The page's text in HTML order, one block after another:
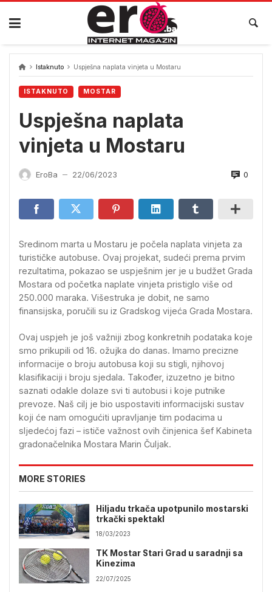
Skip
content
Istaknuto Uspješna naplata vinjeta u Mostaru
ISTAKNUTO MOSTAR
Uspješna naplata
vinjeta u Mostaru
EroBa — 22/06/2023 0
Sredinom marta u Mostaru je počela naplata vinjeta za
turističke autobuse. Ovaj projekat, sudeći prema prvim
rezultatima, pokazao se uspješnim jer je u budžet Grada
Mostara od početka naplate vinjeta pristiglo više od
250.000 maraka. Višestruka je dobit, ne samo
finansijska, poručili su iz Gradskog vijeća Grada Mostara.
Ovaj uspjeh je još važniji zbog konkretnih podataka koje
smo prikupili od 16. ožujka do danas. Imamo precizne
informacije o broju autobusa koji su stigli, njihovoj
klasifikaciji i broju sjedala. Također, izuzetno je bitno
saznati odakle dolaze svi ti autobusi i koje putnike
prevoze. Naš cilj je bio uspostaviti informacijski sustav
koji će nam omogućiti upravljanje tim podacima u
sljedećoj fazi – ističe važnost ovih činjenica šef Kabineta
gradonačelnika Mostara Marin Čuljak.
MORE STORIES
Hiljadu trkača upotpunilo mostarski
trkački spektakl
18/03/2023
TK Mostar Stari Grad u saradnji sa
Kinezima
22/07/2025